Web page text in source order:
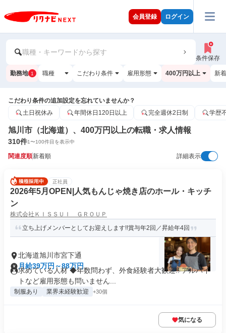
会員登録 ログイン
職種・キーワードから探す
条件保存
勤務地 1 職種 こだわり条件 雇用形態 400万円以上 新
こだわり条件の追加設定を忘れていませんか？
土日祝休み
年間休日120日以上 完全週休2日制 学歴
旭川市（北海道）、400万円以上の転職・求人情報
310件1〜100件目を表示中
関連度順新着順 詳細表示
正社員
2026年5月OPEN|人気もんじゃ焼き店のホール・キッチ
ン
株式会社ＫＩＳＳＵＩ ＧＲＯＵＰ
立ち上げメンバーとしてお迎えします!!賞与年2回／昇給年4回
北海道旭川市宮下通
月給39万円～88万円
求めている人材 ◆年数問わず、外食経験者大歓迎!! アルバイ
トなど雇用形態も問いません...
制服あり 業界未経験歓迎 +30個
気になる